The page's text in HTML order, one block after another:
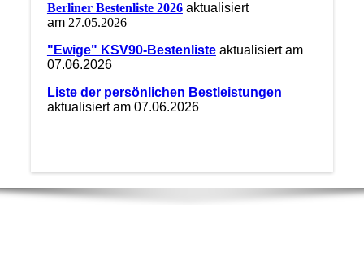
Berliner Bestenliste 2026 aktualisiert
am 27.05.2026
"Ewige" KSV90-Bestenlisteaktualisiert am
07.06.2026
Liste der persönlichen Bestleistungen
aktualisiert am 07.06.2026